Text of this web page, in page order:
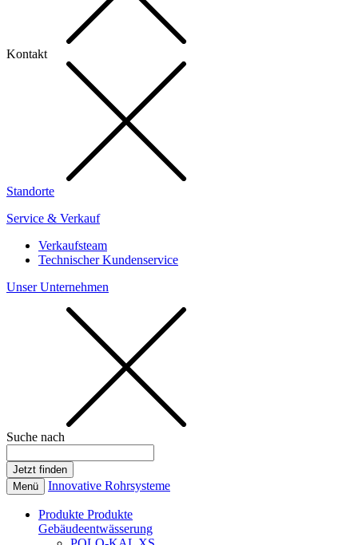
Kontakt
Standorte
Service & Verkauf
Verkaufsteam
Technischer Kundenservice
Unser Unternehmen
Suche nach
Menü Innovative Rohrsysteme
Produkte Produkte
Gebäudeentwässerung